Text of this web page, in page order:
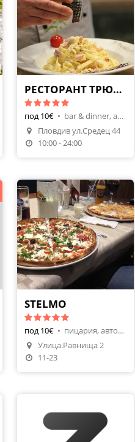
Направи Резервация
РЕСТОРАНТ ТРЮФЕЛ
под 10€ •
bar & dinner, авторска кухня
Пловдив ул.Средец 44
10:00 - 24:00
STELMO
под 10€ •
пицария, авторска кухня
Улица.Равнища 2
11-23